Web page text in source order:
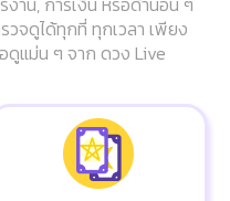
จดูได้ทุกที่ ทุกเวลา เพียง
แม่น ๆ จาก ดวง Live